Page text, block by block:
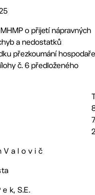
o přijetí nápravných
a nedostatků
přezkoumání
č. 6 předloženého
V a l o v i č
e k, S.E.